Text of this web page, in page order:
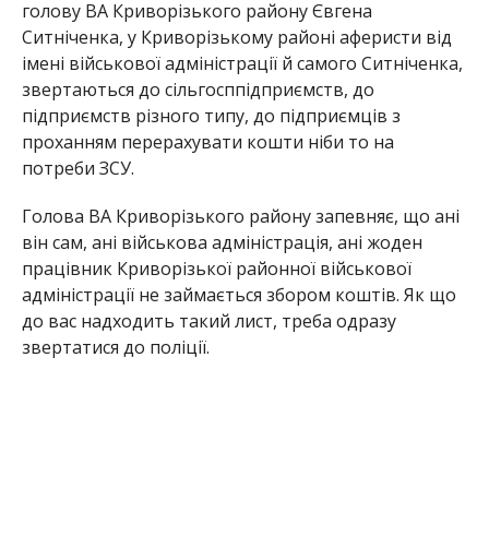
голову ВА Криворізького району Євгена
Ситніченка, у Криворізькому районі аферисти від
імені військової адміністрації й самого Ситніченка,
звертаються до сільгосппідприємств, до
підприємств різного типу, до підприємців з
проханням перерахувати кошти ніби то на
потреби ЗСУ.
Голова ВА Криворізького району запевняє, що ані
він сам, ані військова адміністрація, ані жоден
працівник Криворізької районної військової
адміністрації не займається збором коштів. Як що
до вас надходить такий лист, треба одразу
звертатися до поліції.